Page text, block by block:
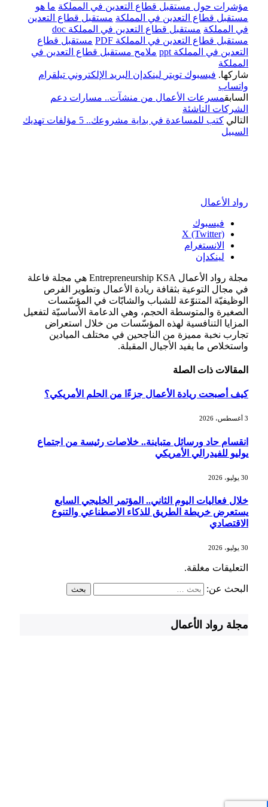
مؤشرات حول مستقبل قطاع التعدين في المملكة ما هو
مستقبل قطاع التعدين في المملكة مستقبل قطاع التعدين
في المملكة مستقبل قطاع التعدين في المملكة doc
مستقبل قطاع التعدين في المملكة PDF
مستقبل قطاع
التعدين في المملكة ppt
ملامح مستقبل قطاع التعدين في
المملكة
شاركها. فيسبوك تويتر لينكدإن البريد الإلكتروني تيلقرام
واتساب
السابقمسرعات الأعمال من منشآت.. مسارات دعم
الشركات الناشئة
التالي
كتب للمساعدة في بداية مشروعك.. 5 مؤلفات تهديك
السبيل
رواد الأعمال
فيسبوك
X (Twitter)
الانستغرام
لينكدإن
مجلة رواد الأعمال Entrepreneurship KSA هي مجلة فاعلة
في مجال التوعية بثقافة ريادة الأعمال وتطوير الفرص
الوظيفيّة المتنوّعة للشباب والشابّات في المؤسّسات
الصغيرة والمتوسطة الحجم، وهي الدعامة الأساسيّة لتفعيل
المزايا التنافسية لهذه المؤسّسات من خلال استعراض
تجارب نخبة مميزة من الناجحين في مختلف الميادين
واستخلاص ما يفيد الأجيال المقبلة.
المقالات ذات الصلة
كيف أصبحت ريادة الأعمال جزءًا من الحلم الأمريكي؟
3 أغسطس، 2026
انقسام حاد ورسائل متباينة.. خلاصات رئيسة من اجتماع
يوليو للفيدرالي الأمريكي
30 يوليو، 2026
خلال فعاليات اليوم الثاني.. المؤتمر الخليجي السابع
يستعرض خريطة الطريق للذكاء الاصطناعي والتنوع
الاقتصادي
30 يوليو، 2026
التعليقات مغلقة.
البحث عن:
مجلة رواد الأعمال